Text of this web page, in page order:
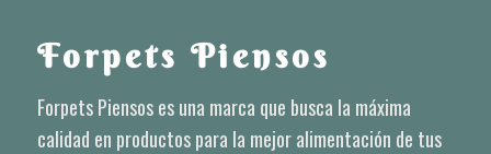
Forpets Piensos
Forpets Piensos es una marca que busca la máxima
calidad en productos para la mejor alimentación de tus